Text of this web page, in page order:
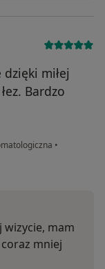
dzięki miłej
Bardzo
•
wizycie, mam
mniej